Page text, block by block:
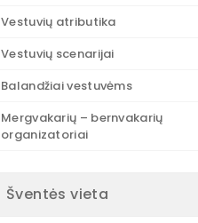
Vestuvių atributika
Vestuvių scenarijai
Balandžiai vestuvėms
Mergvakarių – bernvakarių
organizatoriai
Šventės vieta